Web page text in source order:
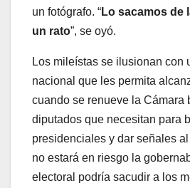
un fotógrafo. “Lo sacamos de
un rato”, se oyó.
Los mileístas se ilusionan con
nacional que les permita
cuando se renueve la Cámara
diputados que necesitan para
presidenciales y dar señales
no estará en riesgo la
electoral podría sacudir a los